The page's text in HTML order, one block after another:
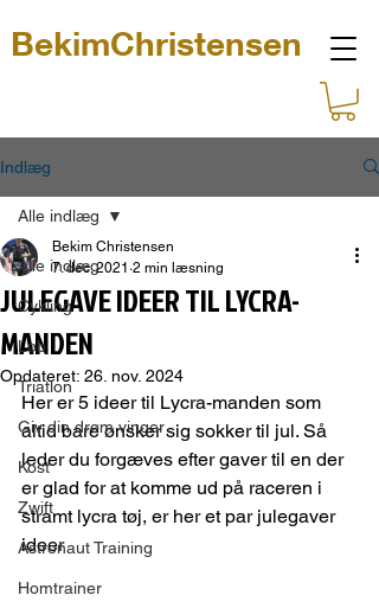
BekimChristensen
Indlæg
Alle indlæg
Cykling
Løb
Triatlon
Giv din drøm vinger
Kost
Zwift
Astronaut Training
Homtrainer
Alle indlæg
JULEGAVE IDEER TIL LYCRA-
MANDEN
Bekim Christensen
7. dec. 2021 2 min læsning
Opdateret: 26. nov. 2024
Her er 5 ideer til Lycra-manden som
altid bare ønsker sig sokker til jul. Så
leder du forgæves efter gaver til en der
er glad for at komme ud på raceren i
stramt lycra tøj, er her et par julegaver
ideer